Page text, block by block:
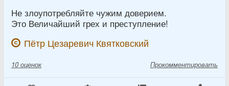
Не злоупотребляйте чужим доверием.
Это Величайший грех и преступление!
Пётр Цезаревич Квятковский
10 оценок Прокомментировать